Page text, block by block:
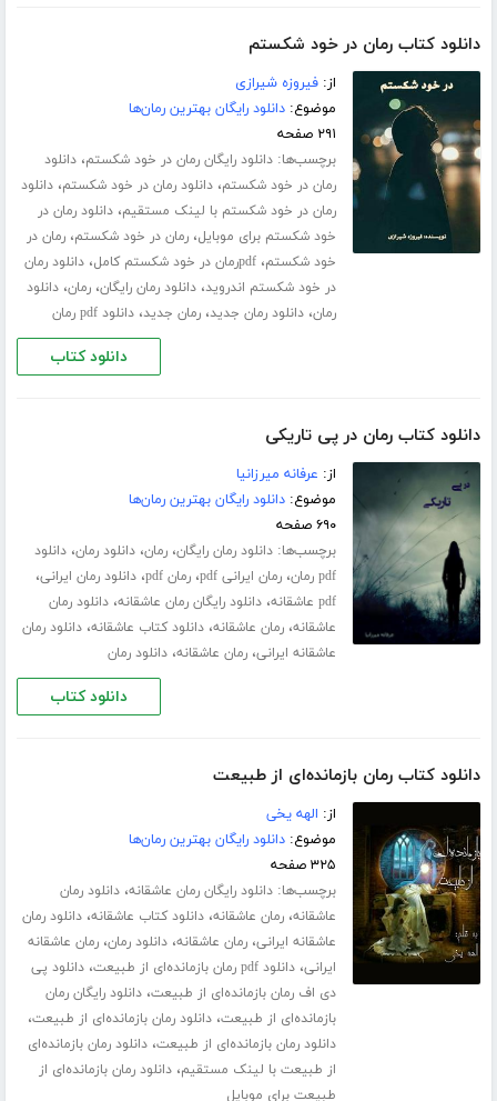
دانلود کتاب رمان در خود شکستم
از:فیروزه شیرازی
موضوع:دانلود رایگان بهترین رمان‌ها
۲۹۱ صفحه
برچسب‌ها:دانلود رایگان رمان در خود شکستم،دانلود
رمان در خود شکستم،دانلود رمان در خود شکستم،دانلود
رمان در خود شکستم با لینک مستقیم،دانلود رمان در
خود شکستم برای موبایل،رمان در خود شکستم،رمان در
خود شکستم،pdfرمان در خود شکستم کامل ،دانلود رمان
در خود شکستم اندروید،دانلود رمان رایگان،رمان،دانلود
رمان،دانلود رمان جدید،رمان جدید،دانلود pdf رمان
دانلود کتاب
دانلود کتاب رمان در پی تاریکی
از: عرفانه میرزانیا
موضوع:دانلود رایگان بهترین رمان‌ها
۶۹۰ صفحه
برچسب‌ها:دانلود رمان رایگان،رمان،دانلود رمان،دانلود
pdf رمان
،رمان ایرانی pdf ،رمان pdf ،دانلود رمان ایرانی،
pdf عاشقانه ،دانلود رایگان رمان عاشقانه،دانلود رمان
عاشقانه،رمان عاشقانه،دانلود کتاب عاشقانه،دانلود رمان
عاشقانه ایرانی،رمان عاشقانه،دانلود رمان
دانلود کتاب
دانلود کتاب رمان بازمانده‌ای از طبیعت
از: الهه یخی
موضوع:دانلود رایگان بهترین رمان‌ها
۳۲۵ صفحه
برچسب‌ها:دانلود رایگان رمان عاشقانه،دانلود رمان
عاشقانه،رمان عاشقانه،دانلود کتاب عاشقانه،دانلود رمان
عاشقانه ایرانی،رمان عاشقانه،دانلود رمان،رمان عاشقانه
ایرانی،دانلود pdf رمان بازمانده‌ای از طبیعت ،دانلود پی
دی اف رمان بازمانده‌ای از طبیعت،دانلود رایگان رمان
بازمانده‌ای از طبیعت،دانلود رمان بازمانده‌ای از طبیعت،
دانلود رمان بازمانده‌ای از طبیعت،دانلود رمان بازمانده‌ای
از طبیعت با لینک مستقیم،دانلود رمان بازمانده‌ای از
طبیعت برای موبایل